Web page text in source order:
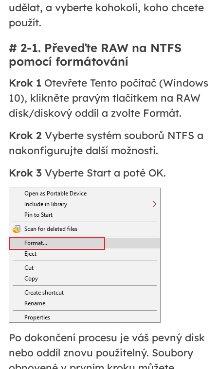
udělat, a vyberte kohokoli, koho chcete
použít.
# 2-1. Převeďte RAW na NTFS
pomocí formátování
Krok 1Otevřete Tento počítač (Windows
10), klikněte pravým tlačítkem na RAW
disk/diskový oddíl a zvolte Formát.
Krok 2Vyberte systém souborů NTFS a
nakonfigurujte další možnosti.
Krok 3Vyberte Start a poté OK.
Po dokončení procesu je váš pevný disk
nebo oddíl znovu použitelný. Soubory